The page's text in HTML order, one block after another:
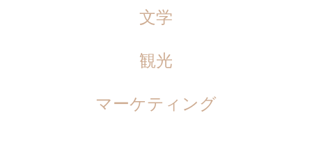
文学
観光
マーケティング